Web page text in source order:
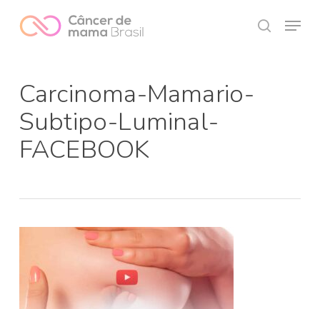
Menu
Carcinoma-Mamario-
Subtipo-Luminal-
FACEBOOK